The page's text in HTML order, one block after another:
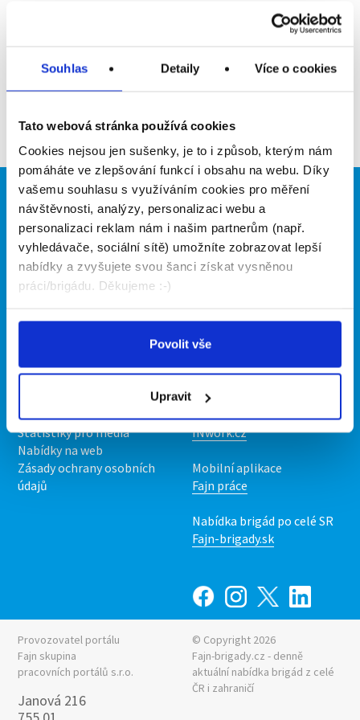
Souhlas Detaily Více o cookies
Tato webová stránka používá cookies
Cookies nejsou jen sušenky, je to i způsob, kterým nám
pomáháte ve zlepšování funkcí i obsahu na webu. Díky
vašemu souhlasu s využíváním cookies pro měření
návštěvnosti, analýzy, personalizaci webu a
personalizaci reklam nám i našim partnerům (např.
vyhledávače, sociální sítě) umožníte zobrazovat lepší
nabídky a zvyšujete svou šanci získat vysněnou
práci/brigádu. Děkujeme :-)
Povolit vše
Upravit
Brigádníci
Články
Hledané brigády
Firmy
Vložit inzerát
Ceník
Propagace
O portálu
Kontakt
O nás
Upravit předvolby cookies
Statistiky pro média
Nabídky na web
Zásady ochrany osobních
údajů
Fajn brigády
Nabídka práce z celé ČR
INwork.cz
Mobilní aplikace
Fajn práce
Nabídka brigád po celé SR
Fajn-brigady.sk
Provozovatel portálu
Fajn skupina
pracovních portálů s.r.o.
Janová 216
© Copyright 2026
Fajn-brigady.cz - denně
aktuální nabídka brigád z celé
ČR i zahraničí